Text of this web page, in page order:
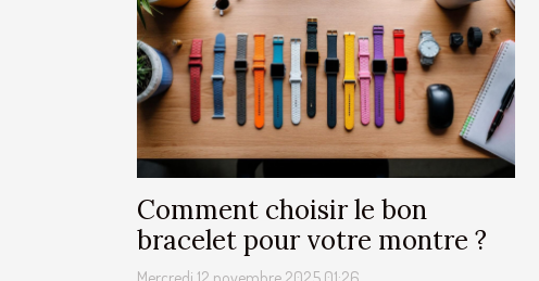
Comment choisir le bon
bracelet pour votre montre ?